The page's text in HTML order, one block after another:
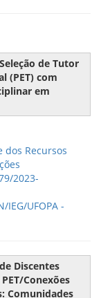
de Tutor
(PET) com
em
dos Recursos
2023-
IEG/UFOPA -
Discentes
Conexões
Comunidades